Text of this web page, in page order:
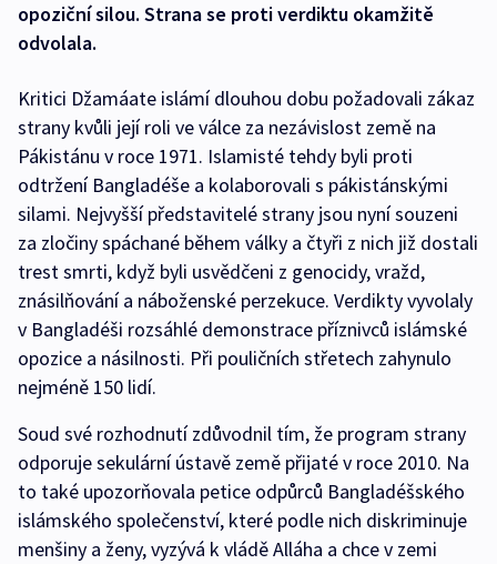
opoziční silou. Strana se proti verdiktu okamžitě
odvolala.
Kritici Džamáate islámí dlouhou dobu požadovali zákaz
strany kvůli její roli ve válce za nezávislost země na
Pákistánu v roce 1971. Islamisté tehdy byli proti
odtržení Bangladéše a kolaborovali s pákistánskými
silami. Nejvyšší představitelé strany jsou nyní souzeni
za zločiny spáchané během války a čtyři z nich již dostali
trest smrti, když byli usvědčeni z genocidy, vražd,
znásilňování a náboženské perzekuce. Verdikty vyvolaly
v Bangladéši rozsáhlé demonstrace příznivců islámské
opozice a násilnosti. Při pouličních střetech zahynulo
nejméně 150 lidí.
Soud své rozhodnutí zdůvodnil tím, že program strany
odporuje sekulární ústavě země přijaté v roce 2010. Na
to také upozorňovala petice odpůrců Bangladéšského
islámského společenství, které podle nich diskriminuje
menšiny a ženy, vyzývá k vládě Alláha a chce v zemi